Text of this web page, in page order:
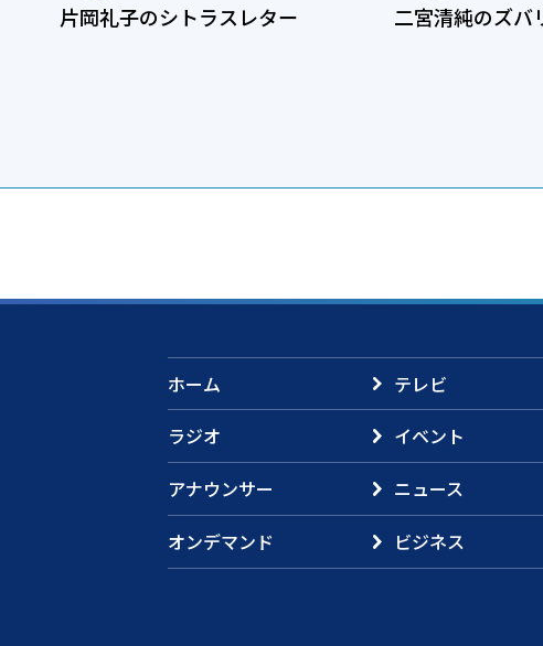
片岡礼子のシトラスレター
二宮清純のズバ
ホーム
テレビ
ラジオ
イベント
アナウンサー
ニュース
オンデマンド
ビジネス